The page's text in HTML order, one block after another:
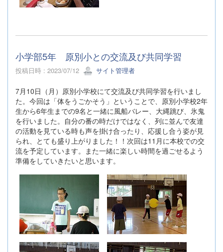
小学部5年 原別小との交流及び共同学習
投稿日時 : 2023/07/12 サイト管理者
7月10日（月）原別小学校にて交流及び共同学習を行いまし
た。今回は「体をうごかそう」ということで、原別小学校2年
生から6年生までの9名と一緒に風船バレー、大縄跳び、氷鬼
を行いました。自分の番の時だけではなく、列に並んで友達
の活動を見ている時も声を掛け合ったり、応援し合う姿が見
られ、とても盛り上がりました！！次回は11月に本校での交
流を予定しています。また一緒に楽しい時間を過ごせるよう
準備をしていきたいと思います。